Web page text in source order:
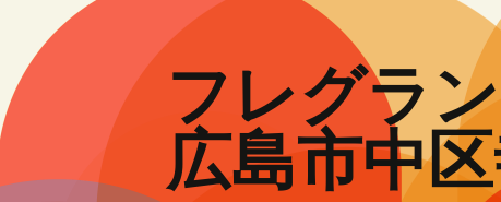
ン
ツ
へ
フレグラ
広島市中